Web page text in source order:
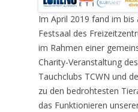
Im April 2019 fand im
Festsaal des
im Rahmen einer
Charity-Veranstaltung
Tauchclubs TCWN und
zu den bedrohtesten
das Funktionieren